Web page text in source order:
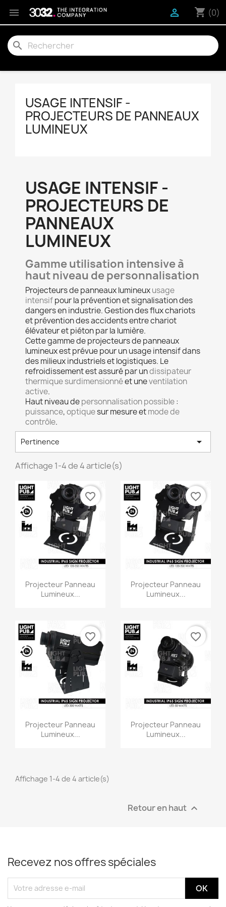
 shopping_cart (0)

search
USAGE INTENSIF -
PROJECTEURS DE PANNEAUX
LUMINEUX
USAGE INTENSIF -
PROJECTEURS DE
PANNEAUX
LUMINEUX
Gamme utilisation intensive à
haut niveau de personnalisation
Projecteurs de panneaux lumineuxusage
intensifpour la prévention et signalisation des
dangers en industrie. Gestion des flux chariots
et prévention des accidents entre chariot
élévateur et piéton par la lumière.
Cette gamme de projecteurs de panneaux
lumineux est prévue pour un usage intensif dans
des milieux industriels et logistiques. Le
refroidissement est assuré par undissipateur
thermique surdimensionnéet uneventilation
active.
Haut niveau depersonnalisation possible:
puissance,optiquesur mesure etmode de
contrôle.
Pertinence 
Affichage 1-4 de 4 article(s)
Projecteur Panneau
Lumineux...
favorite_border
Projecteur Panneau
Lumineux...
favorite_border
Projecteur Panneau
Lumineux...
favorite_border
Projecteur Panneau
Lumineux...
favorite_border
Affichage 1-4 de 4 article(s)
Retour en haut 
Recevez nos offres spéciales